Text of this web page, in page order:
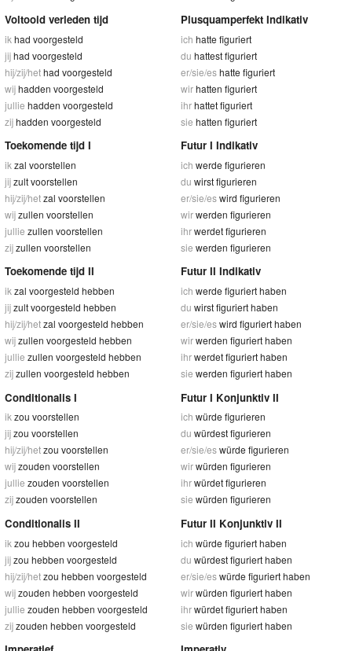
Voltooid verleden tijd
ik had voorgesteld
jijhad voorgesteld
hij/zij/hethad voorgesteld
wijhadden voorgesteld
jullie hadden voorgesteld
zijhadden voorgesteld
Plusquamperfekt Indikativ
ich hatte figuriert
du hattest figuriert
er/sie/eshatte figuriert
wirhatten figuriert
ihrhattet figuriert
sie hatten figuriert
Toekomende tijd I
ik zal voorstellen
jijzult voorstellen
hij/zij/hetzal voorstellen
wijzullen voorstellen
jullie zullen voorstellen
zijzullen voorstellen
Futur I Indikativ
ich werde figurieren
du wirst figurieren
er/sie/eswird figurieren
wirwerden figurieren
ihrwerdet figurieren
sie werden figurieren
Toekomende tijd II
ik zal voorgesteld hebben
jijzult voorgesteld hebben
hij/zij/hetzal voorgesteld hebben
wijzullen voorgesteld hebben
jullie zullen voorgesteld hebben
zijzullen voorgesteld hebben
Futur II Indikativ
ich werde figuriert haben
du wirst figuriert haben
er/sie/eswird figuriert haben
wirwerden figuriert haben
ihrwerdet figuriert haben
sie werden figuriert haben
Conditionalis I
ik zou voorstellen
jijzou voorstellen
hij/zij/hetzou voorstellen
wijzouden voorstellen
jullie zouden voorstellen
zijzouden voorstellen
Futur I Konjunktiv II
ich würde figurieren
du würdest figurieren
er/sie/eswürde figurieren
wirwürden figurieren
ihrwürdet figurieren
sie würden figurieren
Conditionalis II
ik zou hebben voorgesteld
jijzou hebben voorgesteld
hij/zij/hetzou hebben voorgesteld
wijzouden hebben voorgesteld
jullie zouden hebben voorgesteld
zijzouden hebben voorgesteld
Futur II Konjunktiv II
ich würde figuriert haben
du würdest figuriert haben
er/sie/eswürde figuriert haben
wirwürden figuriert haben
ihrwürdet figuriert haben
sie würden figuriert haben